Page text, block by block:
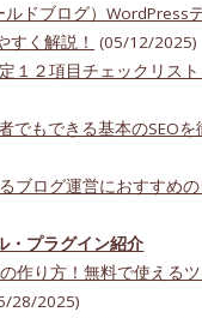
ルドブログ）WordPress
すく解説！ (05/12/2025)
１２項目チェックリス
でもできる基本のSEOを
ブログ運営におすすめ
・プラグイン紹介
作り方！無料で使える
28/2025)